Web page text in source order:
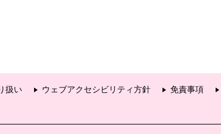
扱い ウェブアクセシビリティ方針 免責事項